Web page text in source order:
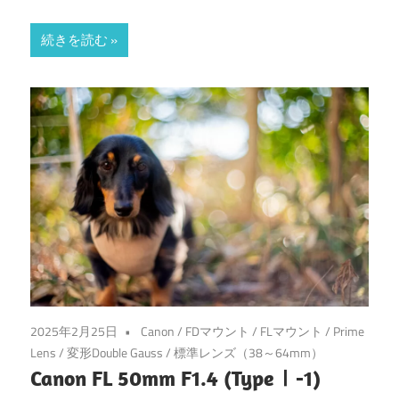
続きを読む
2025年2月25日 Canon/ FDマウント / FLマウント / Prime
Lens/変形Double Gauss/標準レンズ（38～64mm）
Canon FL 50mm F1.4 (TypeⅠ-1)